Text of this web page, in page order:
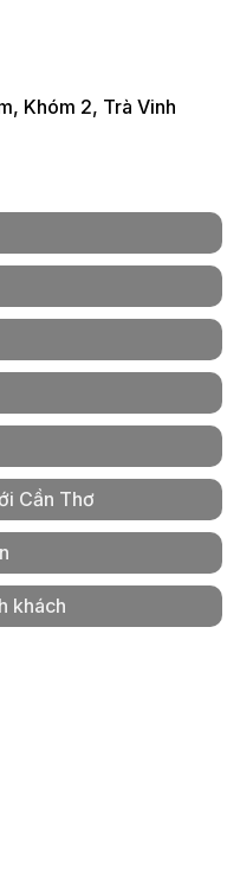
Khóm 2, Trà Vinh
Cần Thơ
khách